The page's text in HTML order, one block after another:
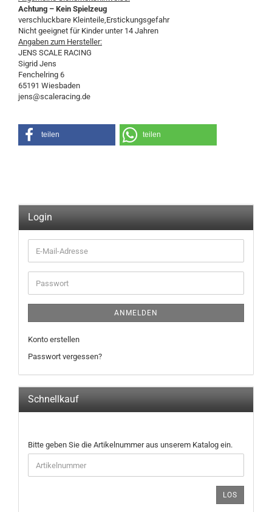
Achtung – Kein Spielzeug
verschluckbare Kleinteile,Erstickungsgefahr
Nicht geeignet für Kinder unter 14 Jahren
Angaben zum Hersteller:
JENS SCALE RACING
Sigrid Jens
Fenchelring 6
65191 Wiesbaden
jens@scaleracing.de
teilen teilen
Login
E-
Mail-
Adresse
Passwort
ANMELDEN
Konto erstellen
Passwort vergessen?
Schnellkauf
BITTE
GEBEN
SIE
DIE
Bitte geben Sie die Artikelnummer aus unserem Katalog ein.
LOS